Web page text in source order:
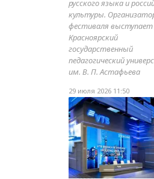
русского языка и
культуры.
фестиваля выступает
Красноярский
государственный
педагогический
им. В. П. Астафьева
29 июля 2026 11:50